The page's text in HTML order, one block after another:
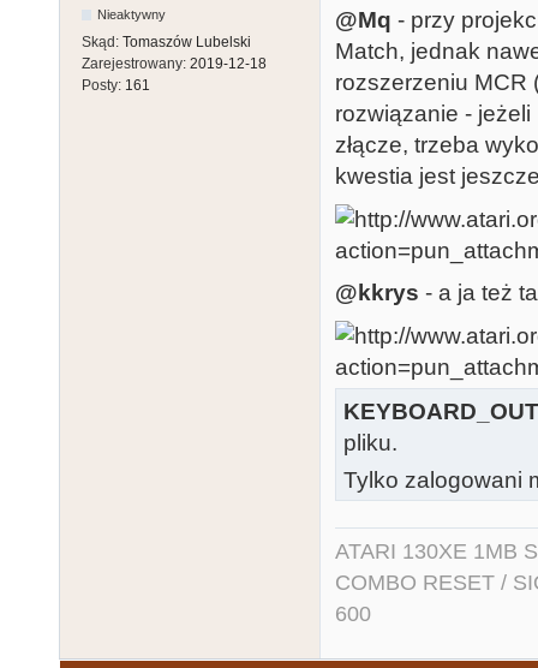
Nieaktywny
Skąd: Tomaszów Lubelski
Zarejestrowany: 2019-12-18
Posty: 161
@Mq - przy
Match, jednak
rozszerzeniu MCR
rozwiązanie - jeżeli
złącze, trzeba
kwestia jest
@kkrys - a ja też
pliku.
Tylko zalogowani
ATARI 130XE 1MB
COMBO RESET /
600